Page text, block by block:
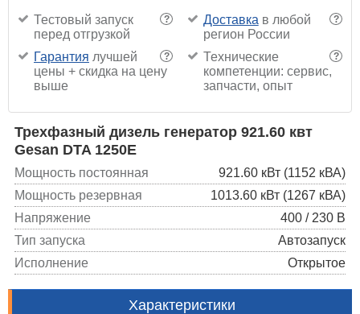
?
Тестовый запуск
перед отгрузкой
?
Доставка в любой
регион России
?
Гарантия лучшей
цены + скидка на цену
выше
?
Технические
компетенции: сервис,
запчасти, опыт
Трехфазный дизель генератор 921.60 квт
Gesan DTA 1250E
Мощность постоянная
921.60 кВт (1152 кВА)
Мощность резервная
1013.60 кВт (1267 кВА)
Напряжение
400 / 230 В
Тип запуска
Автозапуск
Исполнение
Открытое
Характеристики